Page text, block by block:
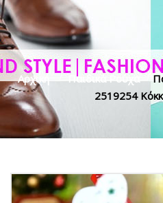
Αρχική > Παιδικά Ρούχα >
2519254